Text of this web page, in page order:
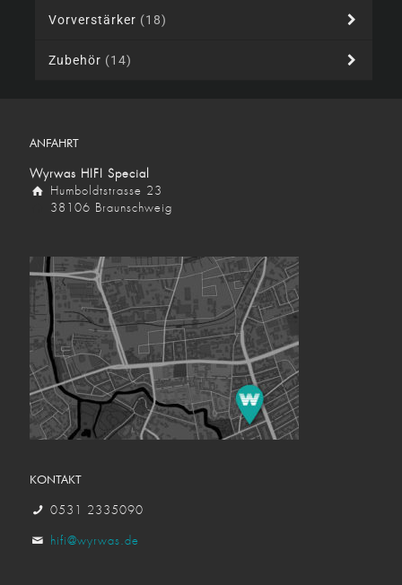
Vorverstärker (18)
Zubehör (14)
ANFAHRT
Wyrwas HIFI Special
Humboldtstrasse 23
38106 Braunschweig
KONTAKT
0531 2335090
hifi@wyrwas.de